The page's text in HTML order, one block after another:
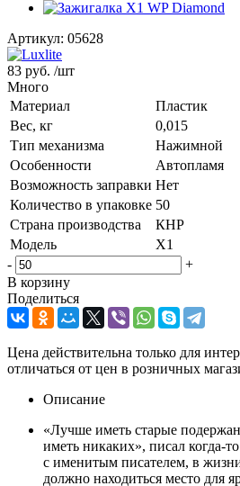
Артикул: 05628
83 руб. /шт
Много
Материал
Пластик
Вес, кг
0,015
Тип механизма
Нажимной
Особенности
Автопламя
Возможность заправки Нет
Количество в упаковке 50
Страна производства
КНР
Модель
X1
-
+
В корзину
Поделиться
Цена действительна только для
отличаться от цен в розничных
Описание
«Лучше иметь старые
иметь никаких», писал когда-
с именитым писателем, в
должно находиться место для